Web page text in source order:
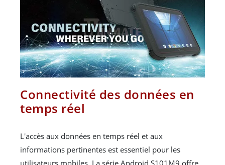
Connectivité des données en
temps réel
L'accès aux données en temps réel et aux
informations pertinentes est essentiel pour les
utilisateurs mobiles. La série Android S101M9 offre